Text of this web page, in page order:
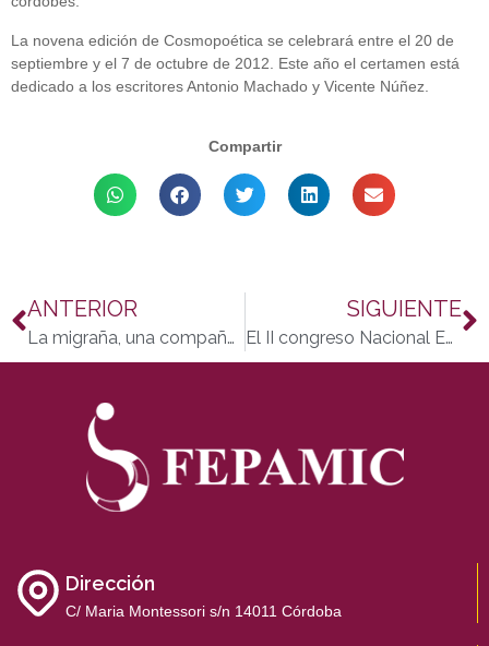
La novena edición de Cosmopoética se celebrará entre el 20 de
septiembre y el 7 de octubre de 2012. Este año el certamen está
dedicado a los escritores Antonio Machado y Vicente Núñez.
Compartir
ANTERIOR
La migraña, una compañera desconocida
SIGUIENTE
El II congreso Nacional Empleo y Discapacidad se celebrará en Almería
Dirección
C/ Maria Montessori s/n 14011 Córdoba